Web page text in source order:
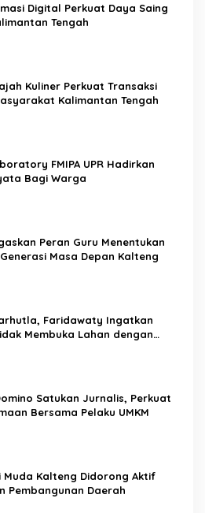
Digital Perkuat Daya Saing
Tengah
Kuliner Perkuat Transaksi
Kalimantan Tengah
FMIPA UPR Hadirkan
Bagi Warga
Peran Guru Menentukan
Masa Depan Kalteng
Faridawaty Ingatkan
Membuka Lahan dengan
Satukan Jurnalis, Perkuat
Bersama Pelaku UMKM
Muda Kalteng Didorong Aktif
Pembangunan Daerah